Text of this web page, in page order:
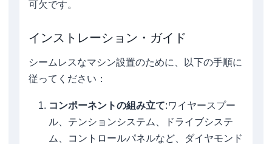
可欠です。
インストレーション・ガイド
シームレスなマシン設置のために、以下の手順に
従ってください：
コンポーネントの組み立て:ワイヤースプー
ル、テンションシステム、ドライブシステ
ム、コントロールパネルなど、ダイヤモンド